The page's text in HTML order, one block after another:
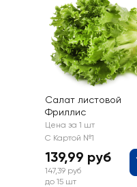
Салат листовой
Фриллис
Цена за 1 шт
С Картой №1
139,99 руб
147,39 руб
до 15 шт